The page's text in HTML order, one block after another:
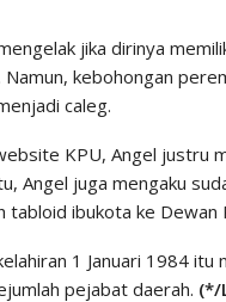
jika dirinya
Namun, kebohongan
caleg.
KPU, Angel justru
Angel juga mengaku
tabloid ibukota ke Dewan
1 Januari 1984
pejabat daerah. (*/